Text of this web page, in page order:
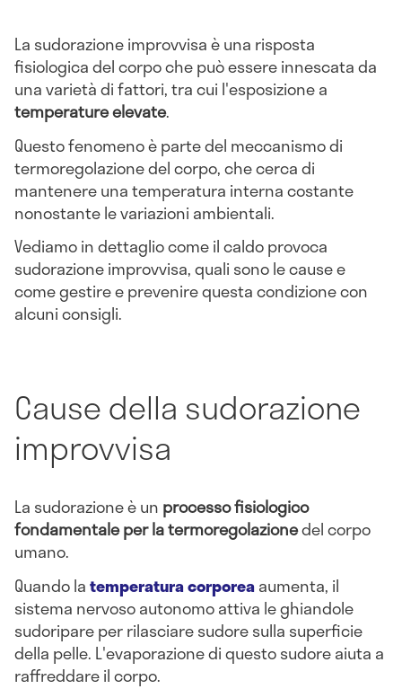
La sudorazione improvvisa è una risposta
fisiologica del corpo che può essere innescata da
una varietà di fattori, tra cui l'esposizione a
temperature elevate.
Questo fenomeno è parte del meccanismo di
termoregolazione del corpo, che cerca di
mantenere una temperatura interna costante
nonostante le variazioni ambientali.
Vediamo in dettaglio come il caldo provoca
sudorazione improvvisa, quali sono le cause e
come gestire e prevenire questa condizione con
alcuni consigli.
Cause della sudorazione
improvvisa
La sudorazione è un processo fisiologico
fondamentale per la termoregolazionedel corpo
umano.
Quando latemperatura corporeaaumenta, il
sistema nervoso autonomo attiva le ghiandole
sudoripare per rilasciare sudore sulla superficie
della pelle. L'evaporazione di questo sudore aiuta a
raffreddare il corpo.